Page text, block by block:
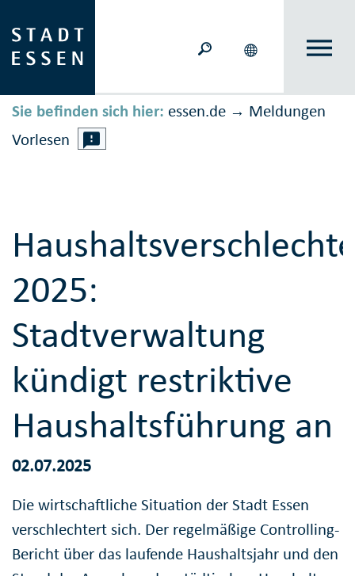
Sie befinden sich hier: essen.de → Meldungen
Vorlesen
2025:
Stadtverwaltung
kündigt restriktive
Haushaltsführung an
02.07.2025
Die wirtschaftliche Situation der Stadt Essen
verschlechtert sich. Der regelmäßige Controlling-
Bericht über das laufende Haushaltsjahr und den